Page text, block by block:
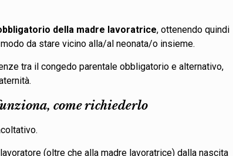
della madre lavoratrice, ottenendo quindi
da stare vicino alla/al neonata/o insieme.
tra il congedo parentale obbligatorio e alternativo,
come richiederlo
(oltre che alla madre lavoratrice) dalla nascita